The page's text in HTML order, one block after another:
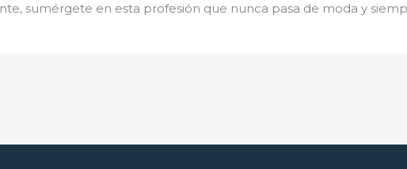
sumérgete en esta profesión que nunca pasa de moda y